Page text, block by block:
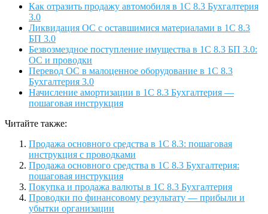
Как отразить продажу автомобиля в 1С 8.3 Бухгалтерия
3.0
Ликвидация ОС с оставшимися материалами в 1С 8.3
БП 3.0
Безвозмездное поступление имущества в 1С 8.3 БП 3.0:
ОС и проводки
Перевод ОС в малоценное оборудование в 1С 8.3
Бухгалтерия 3.0
Начисление амортизации в 1С 8.3 Бухгалтерия —
пошаговая инструкция
Читайте также:
Продажа основного средства в 1С 8.3: пошаговая
инструкция с проводками
Продажа основного средства в 1С 8.3 Бухгалтерия:
пошаговая инструкция
Покупка и продажа валюты в 1С 8.3 Бухгалтерия
Проводки по финансовому результату — прибыли и
убытки организации